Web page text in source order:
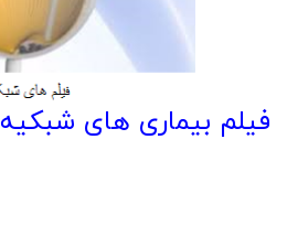
فیلم بیماری های شبکیه